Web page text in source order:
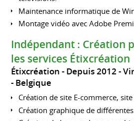
Maintenance informatique de
Montage vidéo avec Adobe
Indépendant : Création
les services Étixcréation
Étixcréation Depuis 2012
Belgique
Création de site E-commerce,
Création graphique de